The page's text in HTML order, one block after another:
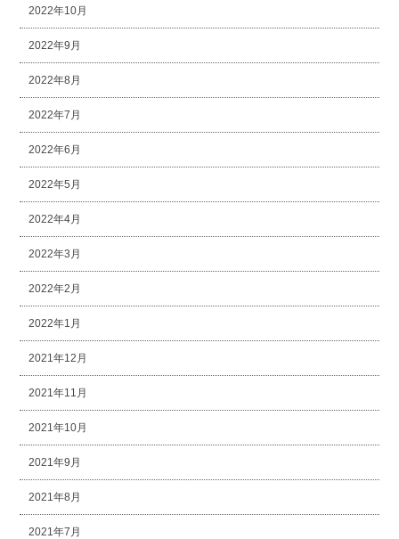
2022年10月
2022年9月
2022年8月
2022年7月
2022年6月
2022年5月
2022年4月
2022年3月
2022年2月
2022年1月
2021年12月
2021年11月
2021年10月
2021年9月
2021年8月
2021年7月